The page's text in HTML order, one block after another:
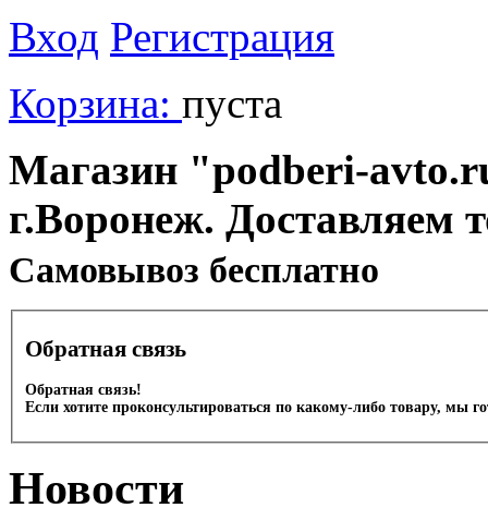
Вход Регистрация
Корзина: пуста
Магазин "podberi-
г.Воронеж. Доставляем
Cамовывоз бесплатно
Обратная связь
Обратная связь!
Если хотите проконсультироваться по какому-либо товару, мы
Новости